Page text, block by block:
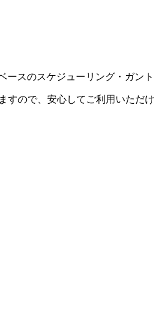
ースのスケジューリング・ガン
すので、安心してご利用いただけ